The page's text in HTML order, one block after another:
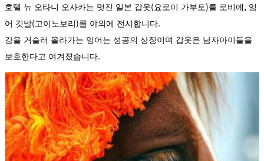
호텔 뉴 오타니 오사카는 멋진 일본 갑옷(요로이 가부토)를 로비에, 잉
어 깃발(고이노보리)를 야외에 전시합니다.
강을 거슬러 올라가는 잉어는 성공의 상징이며 갑옷은 남자아이들을
보호한다고 여겨졌습니다.